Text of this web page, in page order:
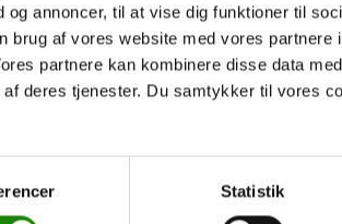
annoncer, til at vise dig funktioner til
brug af vores website med vores partnere
partnere kan kombinere disse data
deres tjenester. Du samtykker til vores
Statistik